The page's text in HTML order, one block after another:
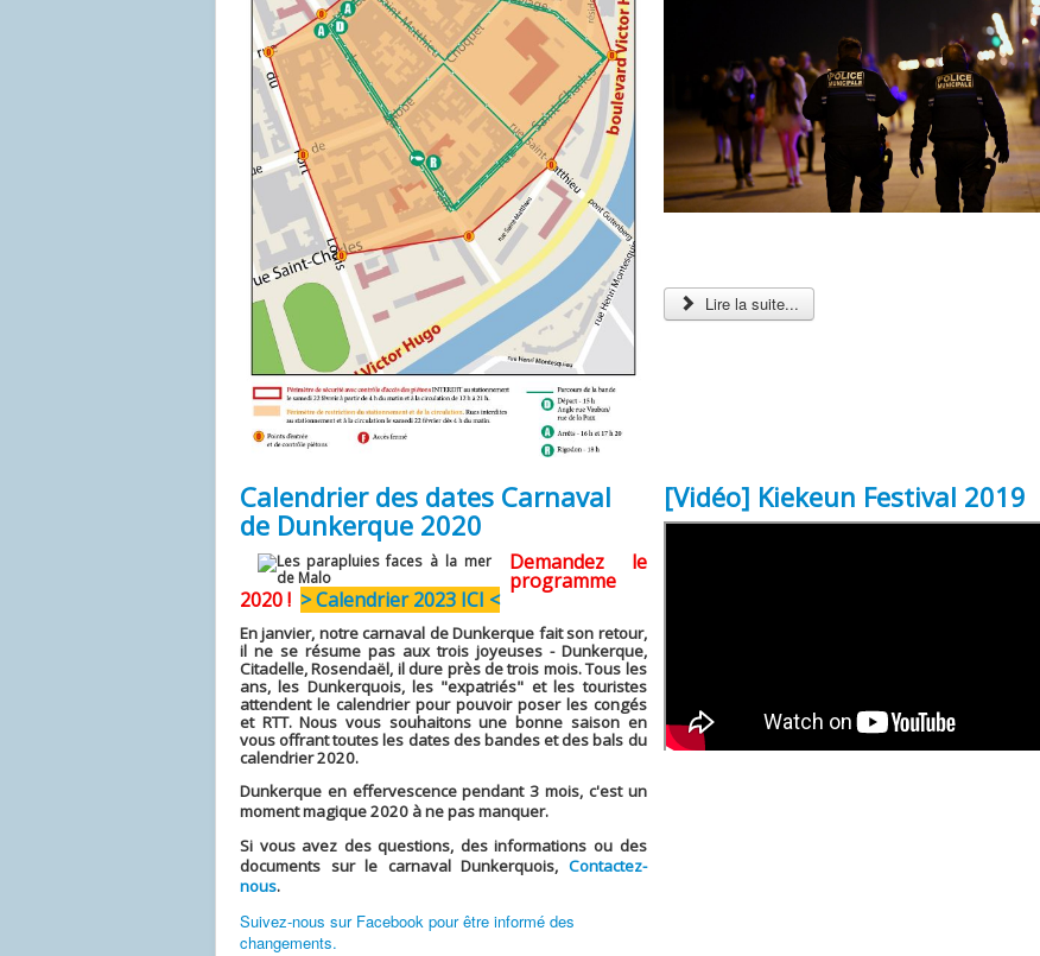
Lire la suite...
Calendrier des dates Carnaval
de Dunkerque 2020
Demandez le
programme
2020 ! > Calendrier 2023 ICI <
En janvier, notre carnaval de Dunkerque fait son retour,
il ne se résume pas aux trois joyeuses - Dunkerque,
Citadelle,Rosendaël, il dure près de trois mois. Tous les
ans, les Dunkerquois, les "expatriés" et les touristes
attendent le calendrier pour pouvoir poser les congés
et RTT. Nous vous souhaitons une bonne saison en
vous offrant toutes les dates des bandes et des bals du
calendrier 2020.
Dunkerque en effervescence pendant 3 mois, c'est un
moment magique 2020 à ne pas manquer.
Si vous avez des questions, des informations ou des
documents sur le carnaval Dunkerquois, Contactez-
nous.
Suivez-nous sur Facebook pour être informé des
changements.
[Vidéo] Kiekeun Festival 2019